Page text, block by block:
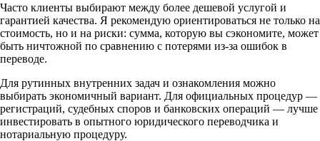
Часто клиенты выбирают между более дешевой услугой и
гарантией качества. Я рекомендую ориентироваться не только на
стоимость, но и на риски: сумма, которую вы сэкономите, может
быть ничтожной по сравнению с потерями из-за ошибок в
переводе.
Для рутинных внутренних задач и ознакомления можно
выбирать экономичный вариант. Для официальных процедур —
регистраций, судебных споров и банковских операций — лучше
инвестировать в опытного юридического переводчика и
нотариальную процедуру.